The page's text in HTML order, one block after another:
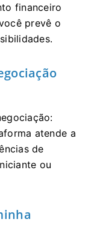
financeiro
prevê o
atende a
de
ou